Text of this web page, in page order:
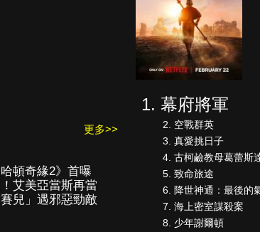
更多>>
哈頓奇緣2》首曝
艾美亞當斯再當
賽兒」遇邪惡勁敵
幕府將軍
空戰群英
真愛挑日子
古柯鹼教母葛蕾斯
致命旅途
降世神通：最後的
海上密室謀殺案
少年謝爾頓